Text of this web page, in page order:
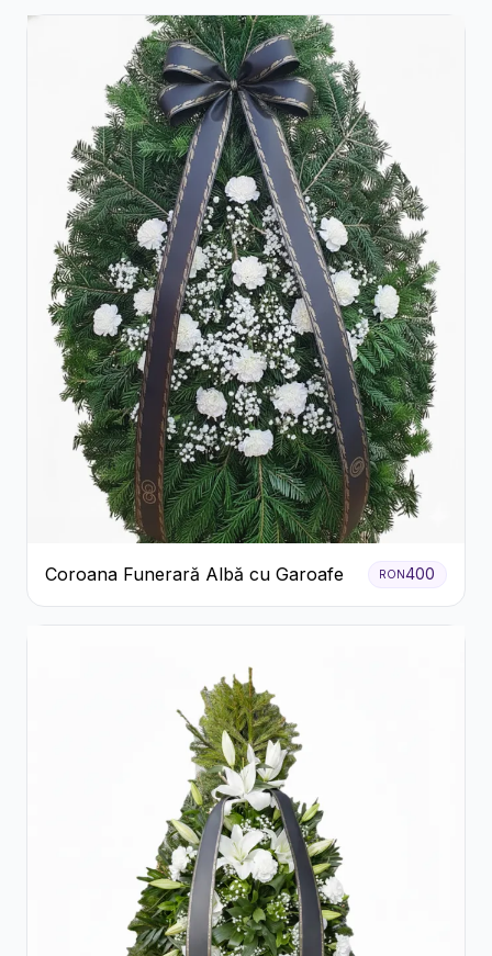
Coroana Funerară Albă cu Garoafe RON400